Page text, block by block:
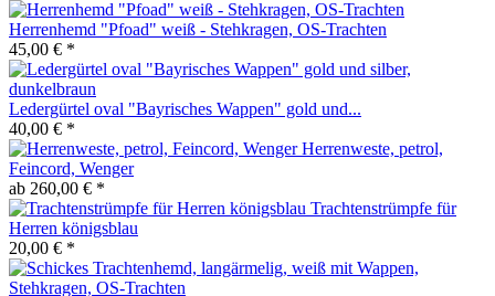
Herrenhemd "Pfoad" weiß - Stehkragen, OS-Trachten
45,00 € *
Ledergürtel oval "Bayrisches Wappen" gold und...
40,00 € *
Herrenweste, petrol,
Feincord, Wenger
ab 260,00 € *
Trachtenstrümpfe für
Herren königsblau
20,00 € *